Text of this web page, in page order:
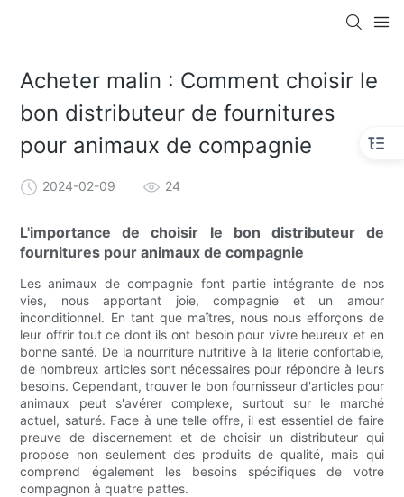
Acheter malin : Comment choisir le
bon distributeur de fournitures
pour animaux de compagnie
2024-02-09 24
L'importance de choisir le bon distributeur de
fournitures pour animaux de compagnie
Les animaux de compagnie font partie intégrante de nos
vies, nous apportant joie, compagnie et un amour
inconditionnel. En tant que maîtres, nous nous efforçons de
leur offrir tout ce dont ils ont besoin pour vivre heureux et en
bonne santé. De la nourriture nutritive à la literie confortable,
de nombreux articles sont nécessaires pour répondre à leurs
besoins. Cependant, trouver le bon fournisseur d'articles pour
animaux peut s'avérer complexe, surtout sur le marché
actuel, saturé. Face à une telle offre, il est essentiel de faire
preuve de discernement et de choisir un distributeur qui
propose non seulement des produits de qualité, mais qui
comprend également les besoins spécifiques de votre
compagnon à quatre pattes.